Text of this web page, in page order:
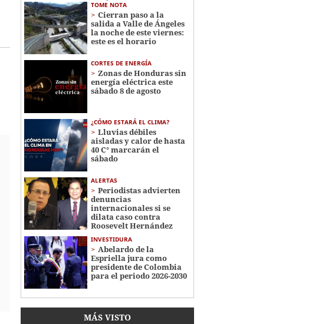
TOME NOTA
Cierran paso a la
salida a Valle de Ángeles
la noche de este viernes:
este es el horario
CORTES DE ENERGÍA
Zonas de Honduras sin
energía eléctrica este
sábado 8 de agosto
¿CÓMO ESTARÁ EL CLIMA?
Lluvias débiles
aisladas y calor de hasta
40 C° marcarán el
sábado
ALERTAS
Periodistas advierten
denuncias
internacionales si se
dilata caso contra
Roosevelt Hernández
INVESTIDURA
Abelardo de la
Espriella jura como
presidente de Colombia
para el periodo 2026-2030
MÁS VISTO